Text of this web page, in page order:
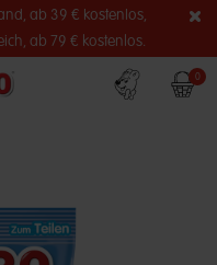
ab 39 € kostenlos,
ab 79 € kostenlos.
Konto 0